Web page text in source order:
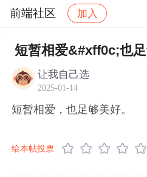
前端社区 加入
社区 前端社区 感慨
短暂相爱&#xff0c;也足
让我自己选
2025-01-14
短暂相爱，也足够美好。
给本帖投票